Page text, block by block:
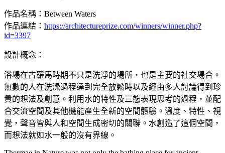
作品名稱：Between Waters
作品連結： https://architectureprize.com/winners/winner.php?
id=3397
設計概念：
浴場在古羅馬時期不只是洗淨的場所，也是主要的社交場合。
無數的人在洗澡過程達到完全放鬆時以及經由多人討論得到珍
貴的想法及創意。利用水的特性及三態表現思考的過程，並配
合交流空間及其他機能產生全新的空間體驗。溫度、特性、視
覺，聲音皆與人和空間生成密切的關聯。水創造了這個空間，
而想法就如水一般的沒有界線。